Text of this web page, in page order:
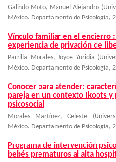
Galindo Moto, Manuel Alejandro (
México. Departamento de Psicología,
Vínculo familiar en el encierro
experiencia de privación de
Parrilla Morales, Joyce Yuridia (
México. Departamento de Psicología,
Conocer para atender:
pareja en un contexto Ikoots y
psicosocial
Morales Martínez, Celeste (
México. Departamento de Psicología,
Programa de intervención
bebés prematuros al alta